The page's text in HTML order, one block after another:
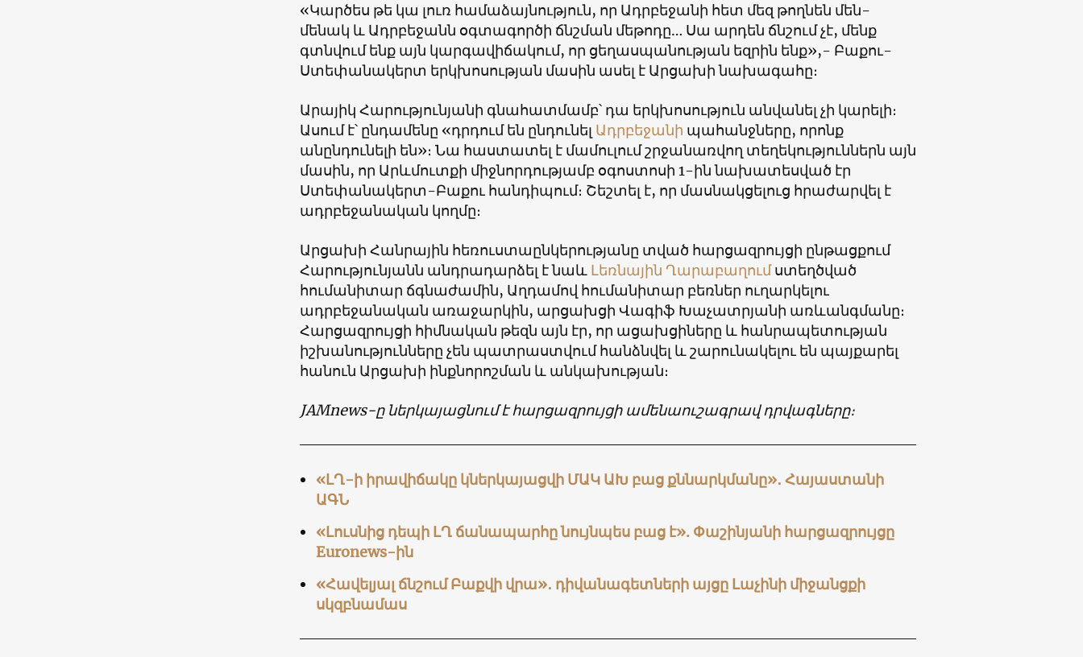
«Կարծես թե կա լուռ համաձայնություն, որ Ադրբեջանի հետ մեզ թողնեն մեն-
մենակ և Ադրբեջանն օգտագործի ճնշման մեթոդը… Սա արդեն ճնշում չէ, մենք
գտնվում ենք այն կարգավիճակում, որ ցեղասպանության եզրին ենք»,- Բաքու-
Ստեփանակերտ երկխոսության մասին ասել է Արցախի նախագահը։
Արայիկ Հարությունյանի գնահատմամբ՝ դա երկխոսություն անվանել չի կարելի։
Ասում է՝ ընդամենը «դրդում են ընդունել Ադրբեջանի պահանջները, որոնք
անընդունելի են»։ Նա հաստատել է մամուլում շրջանառվող տեղեկություններն այն
մասին, որ Արևմուտքի միջնորդությամբ օգոստոսի 1-ին նախատեսված էր
Ստեփանակերտ-Բաքու հանդիպում։ Շեշտել է, որ մասնակցելուց հրաժարվել է
ադրբեջանական կողմը։
Արցախի Հանրային հեռուստաընկերությանը տված հարցազրույցի ընթացքում
Հարությունյանն անդրադարձել է նաև Լեռնային Ղարաբաղումստեղծված
հումանիտար ճգնաժամին, Աղդամով հումանիտար բեռներ ուղարկելու
ադրբեջանական առաջարկին, արցախցի Վագիֆ Խաչատրյանի առևանգմանը։
Հարցազրույցի հիմնական թեզն այն էր, որ ացախցիները և հանրապետության
իշխանությունները չեն պատրաստվում հանձնվել և շարունակելու են պայքարել
հանուն Արցախի ինքնորոշման և անկախության։
JAMnews-ը ներկայացնում է հարցազրույցի ամենաուշագրավ դրվագները։
«ԼՂ-ի իրավիճակը կներկայացվի ՄԱԿ ԱԽ բաց քննարկմանը»․ Հայաստանի
ԱԳՆ
«Լուսնից դեպի ԼՂ ճանապարհը նույնպես բաց է». Փաշինյանի հարցազրույցը
Euronews-ին
«Հավելյալ ճնշում Բաքվի վրա»․ դիվանագետների այցը Լաչինի միջանցքի
սկզբնամաս